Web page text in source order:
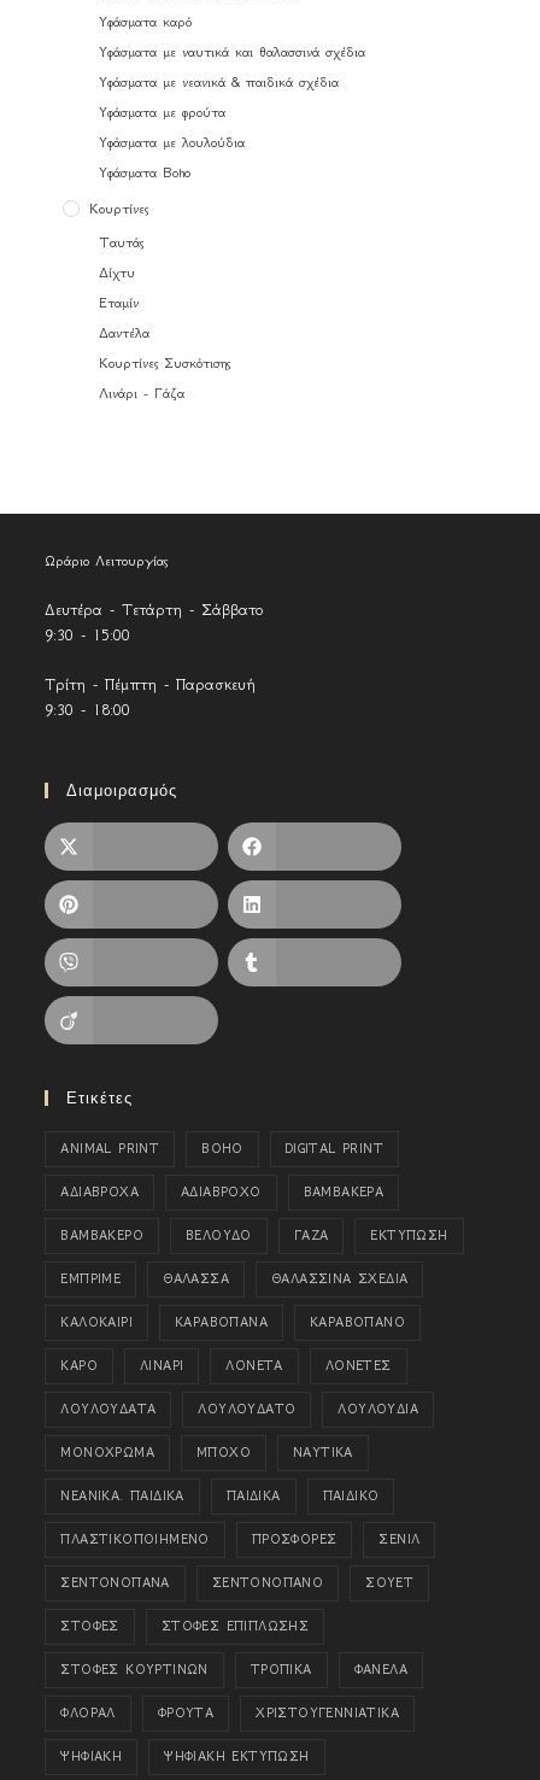
Υφάσματα καρό
Υφάσματα με ναυτικά και θαλασσινά σχέδια
Υφάσματα με νεανικά & παιδικά σχέδια
Υφάσματα με φρούτα
Υφάσματα με λουλούδια
Υφάσματα Boho
Κουρτίνες
Ταυτάς
Δίχτυ
Εταμίν
Δαντέλα
Κουρτίνες Συσκότισης
Λινάρι - Γάζα
Ωράριο Λειτουργίας
Δευτέρα - Τετάρτη - Σάββατο
9:30 - 15:00
Τρίτη - Πέμπτη - Παρασκευή
9:30 - 18:00
Διαμοιρασμός
Ετικέτες
ANIMAL PRINT BOHO DIGITAL PRINT
ΑΔΙΑΒΡΟΧΑ ΑΔΙΑΒΡΟΧΟ ΒΑΜΒΑΚΕΡΑ
ΒΑΜΒΑΚΕΡΟ ΒΕΛΟΥΔΟ ΓΑΖΑ ΕΚΤΥΠΩΣΗ
ΕΜΠΡΙΜΕ ΘΑΛΑΣΣΑ ΘΑΛΑΣΣΙΝΑ ΣΧΕΔΙΑ
ΚΑΛΟΚΑΙΡΙ ΚΑΡΑΒΟΠΑΝΑ ΚΑΡΑΒΟΠΑΝΟ
ΚΑΡΟ ΛΙΝΑΡΙ ΛΟΝΕΤΑ ΛΟΝΕΤΕΣ
ΛΟΥΛΟΥΔΑΤΑ ΛΟΥΛΟΥΔΑΤΟ ΛΟΥΛΟΥΔΙΑ
ΜΟΝΟΧΡΩΜΑ ΜΠΟΧΟ ΝΑΥΤΙΚΑ
ΝΕΑΝΙΚΑ. ΠΑΙΔΙΚΑ ΠΑΙΔΙΚΑ ΠΑΙΔΙΚΟ
ΠΛΑΣΤΙΚΟΠΟΙΗΜΕΝΟ ΠΡΟΣΦΟΡΕΣ ΣΕΝΙΛ
ΣΕΝΤΟΝΟΠΑΝΑ ΣΕΝΤΟΝΟΠΑΝΟ ΣΟΥΕΤ
ΣΤΟΦΕΣ ΣΤΟΦΕΣ ΕΠΙΠΛΩΣΗΣ
ΣΤΟΦΕΣ ΚΟΥΡΤΙΝΩΝ ΤΡΟΠΙΚΑ ΦΑΝΕΛΑ
ΦΛΟΡΑΛ ΦΡΟΥΤΑ ΧΡΙΣΤΟΥΓΕΝΝΙΑΤΙΚΑ
ΨΗΦΙΑΚΗ ΨΗΦΙΑΚΗ ΕΚΤΥΠΩΣΗ